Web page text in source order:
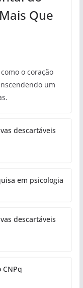
Que
o coração
um
descartáveis
em psicologia
descartáveis
CNPq